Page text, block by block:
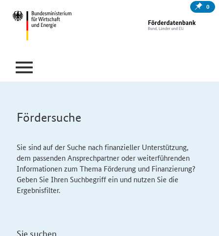
0
Fördersuche
Sie sind auf der Suche nach finanzieller Unterstützung,
dem passenden Ansprechpartner oder weiterführenden
Informationen zum Thema Förderung und Finanzierung?
Geben Sie Ihren Suchbegriff ein und nutzen Sie die
Ergebnisfilter.
Sie suchen